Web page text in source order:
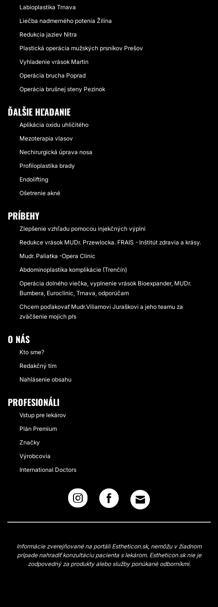
Labioplastika Trnava
Liečba nadmerného potenia Žilina
Redukcia jaziev Nitra
Plastická operácia mužských prsníkov Prešov
Vyhladenie vrások Martin
Operácia brucha Poprad
Operácia brušnej steny Pezinok
ĎALŠIE HĽADANIE
Aplikácia oxidu uhličitého
Mezoterapia vlasov
Nechirurgická úprava nosa
Profiloplastika brady
Endolifting
Ošetrenie akné
PRÍBEHY
Zlepšenie vzhľadu pomocou injekčných výplní
Redukce vrások MUDr. Przewlocka. FRAIS - Inštitút zdravia a krásy.
Mudr. Paliatka -Opera Clinic
Abdominoplastika komplikácie (Trenčín)
Operácia dolného viečka, vyplnenie vrások Bioexpander, MUDr.
Bumbera, Euroclinic, Trnava, odporúčam
Chcem poďakovať Mudr.Viliamovi Juraškovi a jeho teamu za
zväčšenie mojich pŕs
O NÁS
Kto sme?
Redakčný tím
Nahlásenie obsahu
PROFESIONÁLI
Vstup pre lekárov
Plán Premium
Značky
Výrobcovia
International Doctors
Informácie zverejňované na portáli Estheticon.sk, nemôžu v žiadnom
prípade nahradiť konzultáciu pacienta s lekárom. Estheticon.sk nie je
zodpovedný za produkty alebo služby ponúkané odborníkmi.